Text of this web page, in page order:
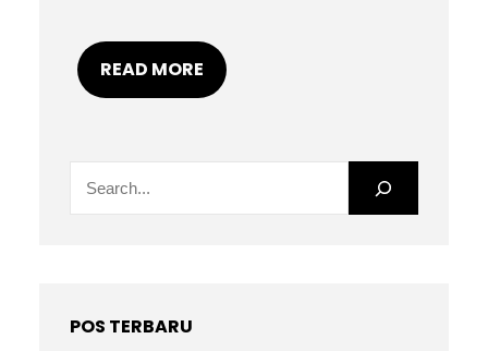
READ MORE
h
POS TERBARU